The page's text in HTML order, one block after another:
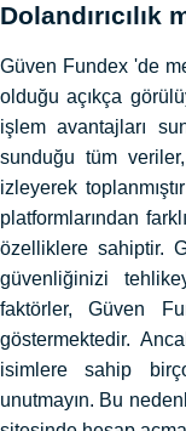
Dolandırıcılık
Güven Fundex 'de
olduğu açıkça
işlem avantajları
sunduğu tüm
izleyerek
platformlarından
özelliklere sahiptir.
güvenliğinizi
faktörler, Güven
göstermektedir.
isimlere sahip
unutmayın. Bu